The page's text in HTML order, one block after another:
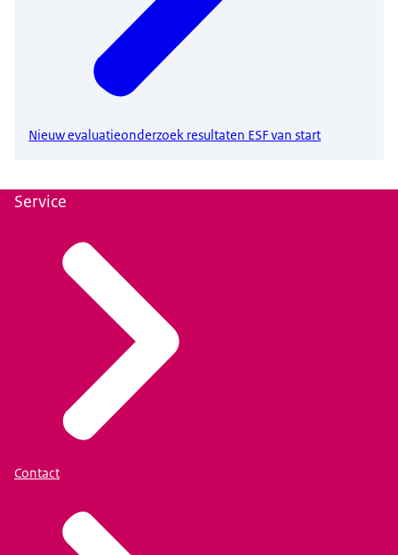
Nieuw evaluatieonderzoek resultaten ESF van start
Service
Contact